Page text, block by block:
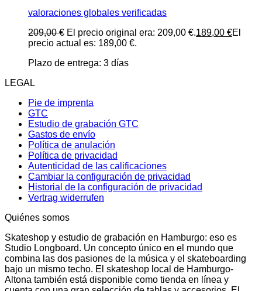
valoraciones globales verificadas
209,00€ El precio original era: 209,00 €.189,00 €El
precio actual es: 189,00 €.
Plazo de entrega: 3 días
LEGAL
Pie de imprenta
GTC
Estudio de grabación GTC
Gastos de envío
Política de anulación
Política de privacidad
Autenticidad de las calificaciones
Cambiar la configuración de privacidad
Historial de la configuración de privacidad
Vertrag widerrufen
Quiénes somos
Skateshop y estudio de grabación en Hamburgo: eso es
Studio Longboard. Un concepto único en el mundo que
combina las dos pasiones de la música y el skateboarding
bajo un mismo techo. El skateshop local de Hamburgo-
Altona también está disponible como tienda en línea y